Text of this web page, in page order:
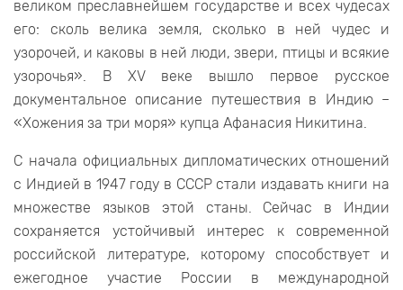
великом преславнейшем государстве и всех чудесах
его: сколь велика земля, сколько в ней чудес и
узорочей, и каковы в ней люди, звери, птицы и всякие
узорочья». В XV веке вышло первое русское
документальное описание путешествия в Индию –
«Хожения за три моря» купца Афанасия Никитина.
С начала официальных дипломатических отношений
с Индией в 1947 году в СССР стали издавать книги на
множестве языков этой станы. Сейчас в Индии
сохраняется устойчивый интерес к современной
российской литературе, которому способствует и
ежегодное участие России в международной